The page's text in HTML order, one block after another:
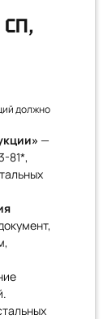
должно
—
81*,